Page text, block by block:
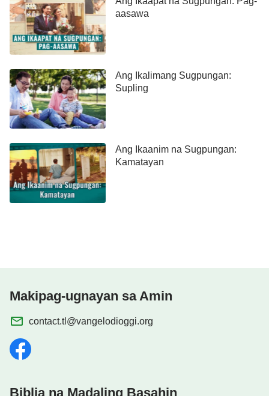
aasawa
Ang Ikalimang Sugpungan:
Supling
Ang Ikaanim na Sugpungan:
Kamatayan
Makipag-ugnayan sa Amin
contact.tl@vangelodioggi.org
Biblia na Madaling Basahin